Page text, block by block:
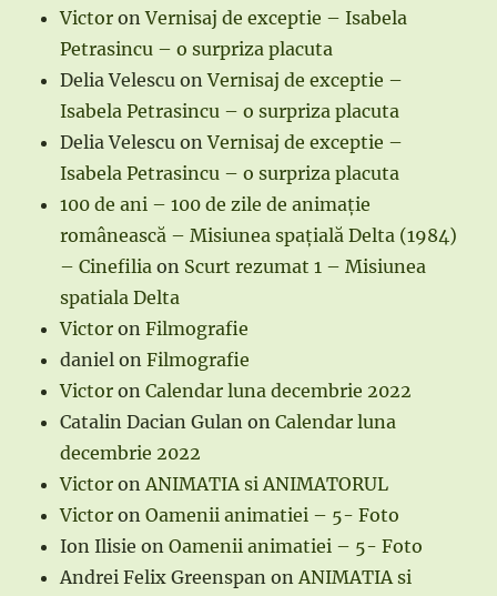
Victor onVernisaj de exceptie – Isabela
Petrasincu – o surpriza placuta
Delia Velescu onVernisaj de exceptie –
Isabela Petrasincu – o surpriza placuta
Delia Velescu onVernisaj de exceptie –
Isabela Petrasincu – o surpriza placuta
100 de ani – 100 de zile de animație
românească – Misiunea spațială Delta (1984)
– Cinefilia on Scurt rezumat 1 – Misiunea
spatiala Delta
Victor onFilmografie
daniel onFilmografie
Victor onCalendar luna decembrie 2022
Catalin Dacian Gulan onCalendar luna
decembrie 2022
Victor onANIMATIA si ANIMATORUL
Victor onOamenii animatiei – 5- Foto
Ion Ilisie onOamenii animatiei – 5- Foto
Andrei Felix Greenspan onANIMATIA si